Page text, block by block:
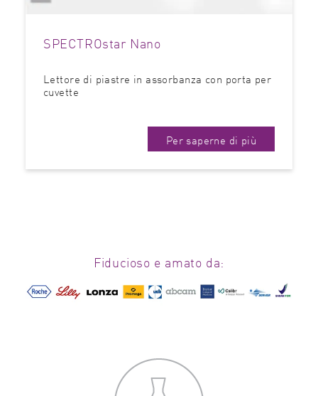
SPECTROstar Nano
Lettore di piastre in assorbanza con porta per
cuvette
Per saperne di più
Fiducioso e amato da: